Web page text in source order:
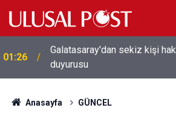
01:26
Galatasaray'dan sekiz kişi
duyurusu
Anasayfa GÜNCEL